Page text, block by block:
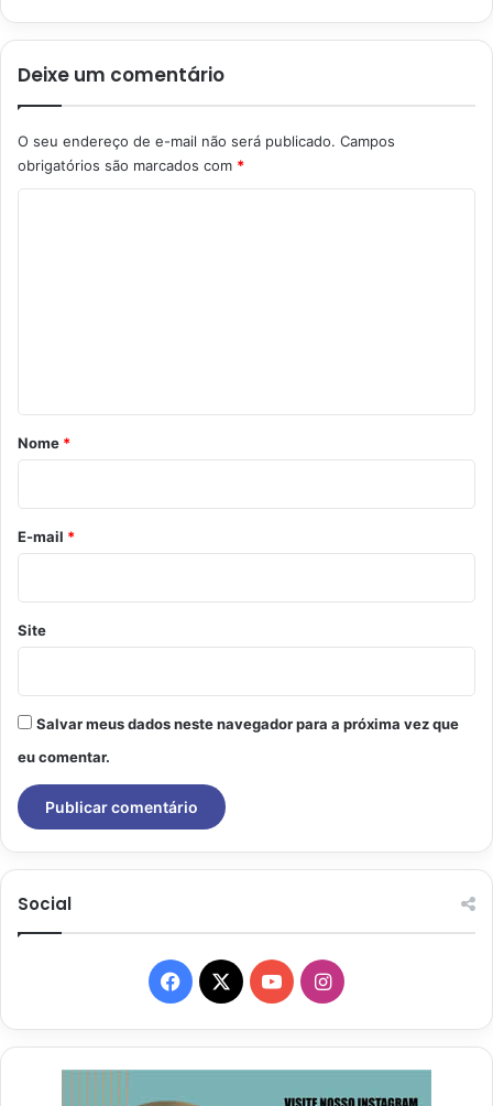
Deixe um comentário
O seu endereço de e-mail não será publicado. Campos
obrigatórios são marcados com *
r
o
*
Nome *
E-mail *
Site
Salvar meus dados neste navegador para a próxima vez que
eu comentar.
Social
Facebook
X YouTubeInstagram